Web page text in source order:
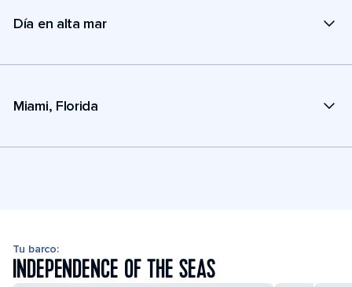
Día en alta mar
Miami, Florida
Tu barco:
INDEPENDENCE OF THE SEAS